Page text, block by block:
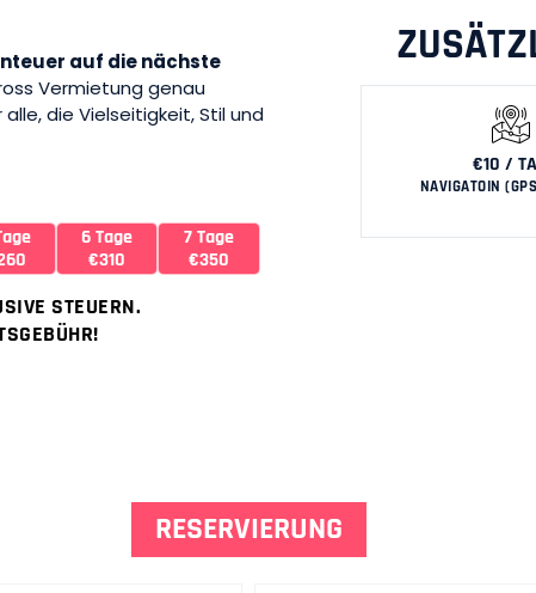
auf die nächste
Vermietung genau
die Vielseitigkeit, Stil und
6 Tage
€310
7 Tage
€350
STEUERN.
€10 /
NAVIGATOIN
RESERVIERUNG